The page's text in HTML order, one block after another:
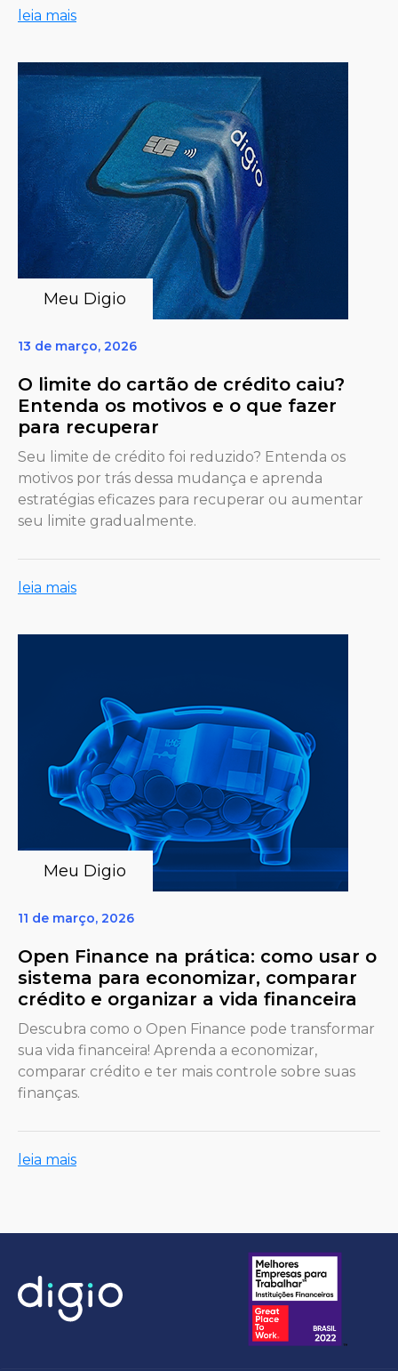
leia mais
Meu Digio
13 de março, 2026
O limite do cartão de crédito caiu?
Entenda os motivos e o que fazer
para recuperar
Seu limite de crédito foi reduzido? Entenda os
motivos por trás dessa mudança e aprenda
estratégias eficazes para recuperar ou aumentar
seu limite gradualmente.
leia mais
Meu Digio
11 de março, 2026
Open Finance na prática: como usar o
sistema para economizar, comparar
crédito e organizar a vida financeira
Descubra como o Open Finance pode transformar
sua vida financeira! Aprenda a economizar,
comparar crédito e ter mais controle sobre suas
finanças.
leia mais